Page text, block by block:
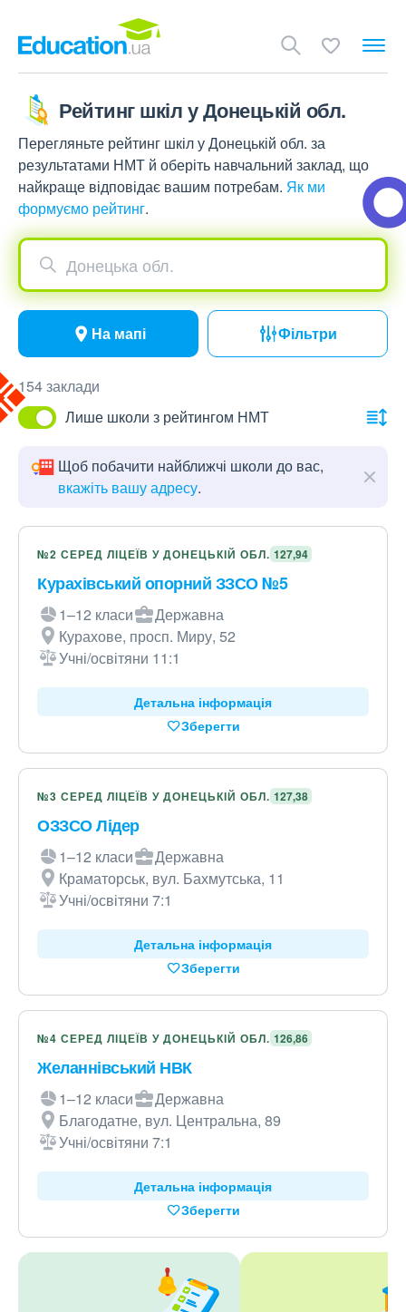
Рейтинг шкіл у Донецькій обл.
Перегляньте рейтинг шкіл у Донецькій обл. за
результатами НМТ й оберіть навчальний заклад, що
найкраще відповідає вашим потребам. Як ми
формуємо рейтинг.
Донецька обл.
На мапі Фільтри
154 заклади
Лише школи з рейтингом НМТ
Щоб побачити найближчі школи до вас,
вкажіть вашу адресу.
№2 СЕРЕД ЛІЦЕЇВ У ДОНЕЦЬКІЙ ОБЛ. 127,94
Курахівський опорний ЗЗСО №5
1–12 класи
Державна
Курахове, просп. Миру, 52
Учні/освітяни 11:1
Детальна інформація
Зберегти
№3 СЕРЕД ЛІЦЕЇВ У ДОНЕЦЬКІЙ ОБЛ. 127,38
ОЗЗСО Лідер
1–12 класи
Державна
Краматорськ, вул. Бахмутська, 11
Учні/освітяни 7:1
Детальна інформація
Зберегти
№4 СЕРЕД ЛІЦЕЇВ У ДОНЕЦЬКІЙ ОБЛ. 126,86
Желаннівський НВК
1–12 класи
Державна
Благодатне, вул. Центральна, 89
Учні/освітяни 7:1
Детальна інформація
Зберегти